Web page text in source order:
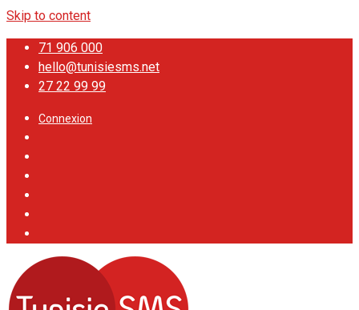
Skip to content
71 906 000
hello@tunisiesms.net
27 22 99 99
Connexion